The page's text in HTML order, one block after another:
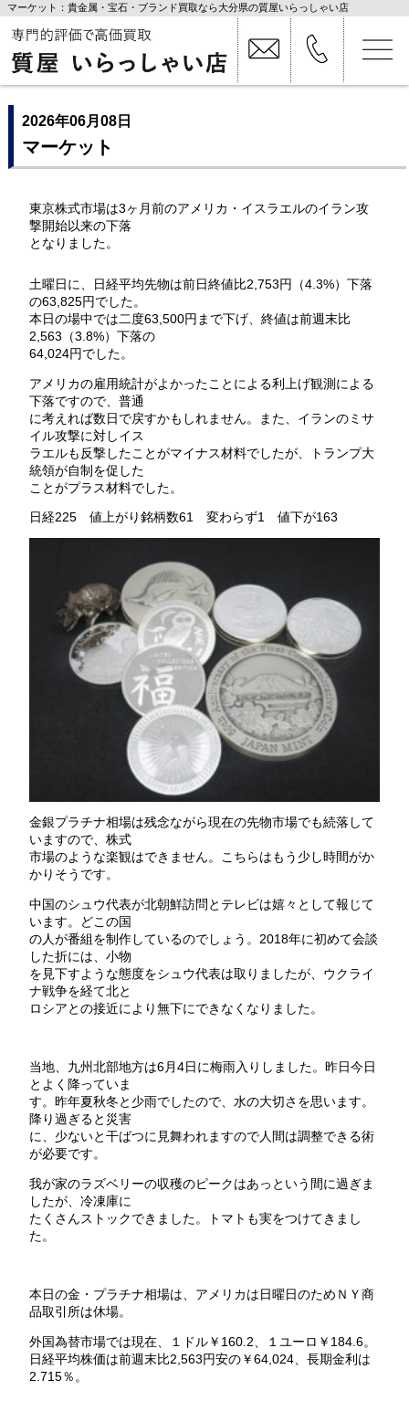
マーケット：貴金属・宝石・ブランド買取なら大分県の質屋いらっしゃい店
2026年06月08日
マーケット
東京株式市場は3ヶ月前のアメリカ・イスラエルのイラン攻
撃開始以来の下落
となりました。
土曜日に、日経平均先物は前日終値比2,753円（4.3%）下落
の63,825円でした。
本日の場中では二度63,500円まで下げ、終値は前週末比
2,563（3.8%）下落の
64,024円でした。
アメリカの雇用統計がよかったことによる利上げ観測による
下落ですので、普通
に考えれば数日で戻すかもしれません。また、イランのミサ
イル攻撃に対しイス
ラエルも反撃したことがマイナス材料でしたが、トランプ大
統領が自制を促した
ことがプラス材料でした。
日経225 値上がり銘柄数61 変わらず1 値下が163
金銀プラチナ相場は残念ながら現在の先物市場でも続落して
いますので、株式
市場のような楽観はできません。こちらはもう少し時間がか
かりそうです。
中国のシュウ代表が北朝鮮訪問とテレビは嬉々として報じて
います。どこの国
の人が番組を制作しているのでしょう。2018年に初めて会談
した折には、小物
を見下すような態度をシュウ代表は取りましたが、ウクライ
ナ戦争を経て北と
ロシアとの接近により無下にできなくなりました。
当地、九州北部地方は6月4日に梅雨入りしました。昨日今日
とよく降っていま
す。昨年夏秋冬と少雨でしたので、水の大切さを思います。
降り過ぎると災害
に、少ないと干ばつに見舞われますので人間は調整できる術
が必要です。
我が家のラズベリーの収穫のピークはあっという間に過ぎま
したが、冷凍庫に
たくさんストックできました。トマトも実をつけてきまし
た。
本日の金・プラチナ相場は、アメリカは日曜日のためＮＹ商
品取引所は休場。
外国為替市場では現在、１ドル￥160.2、１ユーロ￥184.6。
日経平均株価は前週末比2,563円安の￥64,024、長期金利は
2.715％。